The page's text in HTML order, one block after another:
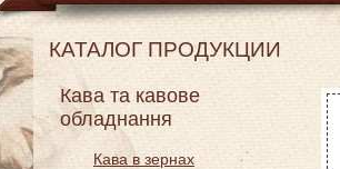
КАТАЛОГ ПРОДУКЦИИ
Кава та кавове
обладнання
Кава в зернах